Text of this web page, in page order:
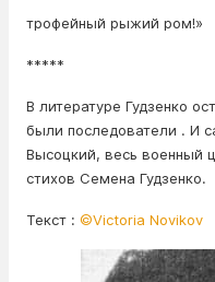
трофейный рыжий ром!»
*****
В литературе Гудзенко
были последователи . И
Высоцкий, весь военный
стихов Семена Гудзенко.
Текст : ©️Victoria Novikov